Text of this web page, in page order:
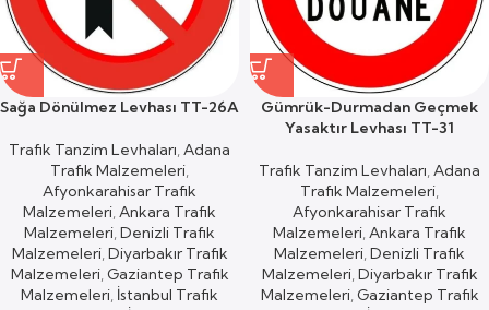
Sağa Dönülmez Levhası TT-26A
Trafik Tanzim Levhaları,Adana
Trafik Malzemeleri,
Afyonkarahisar Trafik
Malzemeleri,Ankara Trafik
Malzemeleri,Denizli Trafik
Malzemeleri,Diyarbakır Trafik
Malzemeleri,Gaziantep Trafik
Malzemeleri, İstanbul Trafik
Gümrük-Durmadan Geçmek
Yasaktır Levhası TT-31
Trafik Tanzim Levhaları,Adana
Trafik Malzemeleri,
Afyonkarahisar Trafik
Malzemeleri,Ankara Trafik
Malzemeleri,Denizli Trafik
Malzemeleri,Diyarbakır Trafik
Malzemeleri,Gaziantep Trafik